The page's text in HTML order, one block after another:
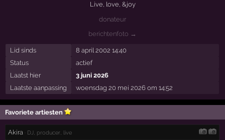
Live, love, &joy
donateur
berichtenfoto →
Lid sinds
8 april 2002 14:40
Status
actief
Laatst hier
3 juni 2026
Laatste aanpassing
woensdag 20 mei 2026 om 14:52
Favoriete artiesten
Akira · DJ, producer, live